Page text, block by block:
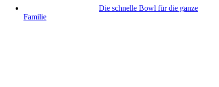
Die schnelle Bowl für die ganze
Familie